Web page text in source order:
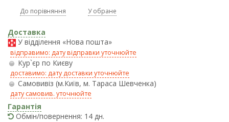
До порівняння У обране
Доставка
У відділення «Нова пошта»
відправимо: дату відправки уточнюйте
Кур`єр по Києву
доставимо: дату доставки уточнюйте
Самовивіз (м.Київ, м. Тараса Шевченка)
дату самовив. уточнюйте
Гарантія
Обмін/повернення: 14 дн.